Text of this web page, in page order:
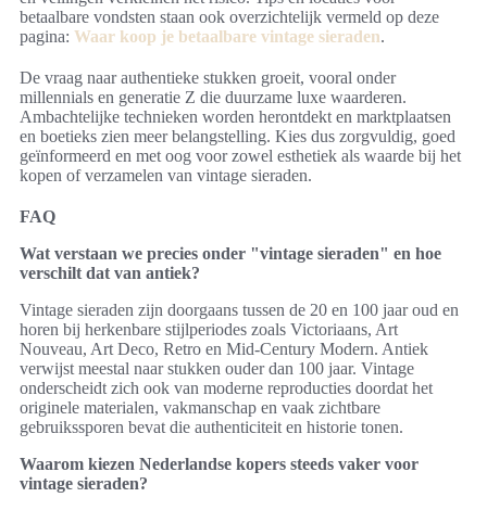
betaalbare vondsten staan ook overzichtelijk vermeld op deze
pagina: Waar koop je betaalbare vintage sieraden.
De vraag naar authentieke stukken groeit, vooral onder
millennials en generatie Z die duurzame luxe waarderen.
Ambachtelijke technieken worden herontdekt en marktplaatsen
en boetieks zien meer belangstelling. Kies dus zorgvuldig, goed
geïnformeerd en met oog voor zowel esthetiek als waarde bij het
kopen of verzamelen van vintage sieraden.
FAQ
Wat verstaan we precies onder "vintage sieraden" en hoe
verschilt dat van antiek?
Vintage sieraden zijn doorgaans tussen de 20 en 100 jaar oud en
horen bij herkenbare stijlperiodes zoals Victoriaans, Art
Nouveau, Art Deco, Retro en Mid‑Century Modern. Antiek
verwijst meestal naar stukken ouder dan 100 jaar. Vintage
onderscheidt zich ook van moderne reproducties doordat het
originele materialen, vakmanschap en vaak zichtbare
gebruikssporen bevat die authenticiteit en historie tonen.
Waarom kiezen Nederlandse kopers steeds vaker voor
vintage sieraden?